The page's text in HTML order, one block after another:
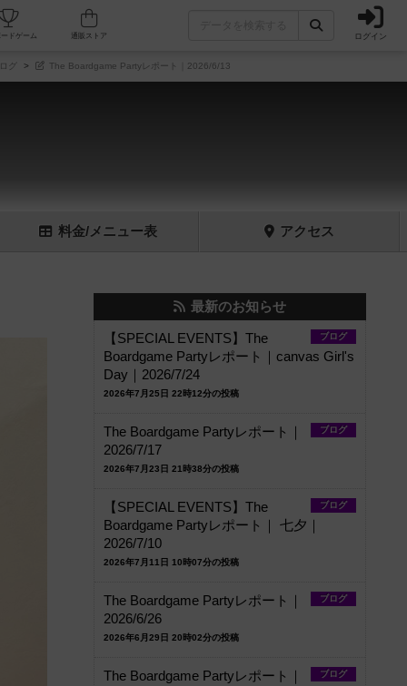
ェ/店舗 人気ボードゲーム ログイン
グ The Boardgame Partyレポート｜2026/6/13
料金/メニュー表 アクセス
最新のお知らせ
ブログ
【SPECIAL EVENTS】The
Boardgame Partyレポート｜canvas Girl's
Day｜2026/7/24
2026年7月25日 22時12分の投稿
ブログ
The Boardgame Partyレポート｜
2026/7/17
2026年7月23日 21時38分の投稿
ブログ
【SPECIAL EVENTS】The
Boardgame Partyレポート｜ 七夕｜
2026/7/10
2026年7月11日 10時07分の投稿
ブログ
The Boardgame Partyレポート｜
2026/6/26
2026年6月29日 20時02分の投稿
ブログ
The Boardgame Partyレポート｜